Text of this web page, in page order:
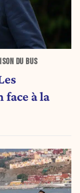
DU BUS
face à la